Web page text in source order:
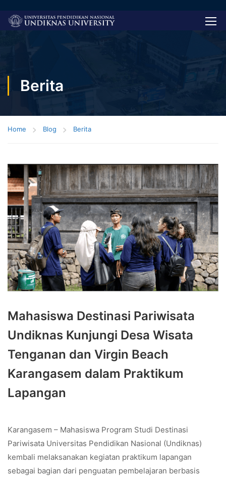
Berita
Home Blog Berita
Mahasiswa Destinasi Pariwisata
Undiknas Kunjungi Desa Wisata
Tenganan dan Virgin Beach
Karangasem dalam Praktikum
Lapangan
Karangasem – Mahasiswa Program Studi Destinasi
Pariwisata Universitas Pendidikan Nasional (Undiknas)
kembali melaksanakan kegiatan praktikum lapangan
sebagai bagian dari penguatan pembelajaran berbasis